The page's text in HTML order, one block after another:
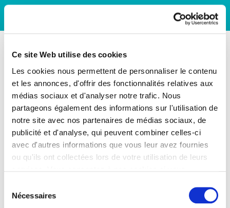
Ce site Web utilise des cookies
Les cookies nous permettent de personnaliser le contenu
et les annonces, d'offrir des fonctionnalités relatives aux
médias sociaux et d'analyser notre trafic. Nous
partageons également des informations sur l'utilisation de
notre site avec nos partenaires de médias sociaux, de
publicité et d'analyse, qui peuvent combiner celles-ci
avec d'autres informations que vous leur avez fournies
ou qu'ils ont collectées lors de votre utilisation de leurs
Nécessaires